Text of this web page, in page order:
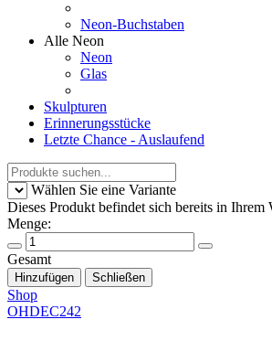
Neon-Buchstaben
Alle Neon
Neon
Glas
Skulpturen
Erinnerungsstücke
Letzte Chance - Auslaufend
Wählen Sie eine Variante
Dieses Produkt befindet sich bereits in Ihrem
Menge:
Gesamt
Hinzufügen Schließen
Shop
OHDEC242